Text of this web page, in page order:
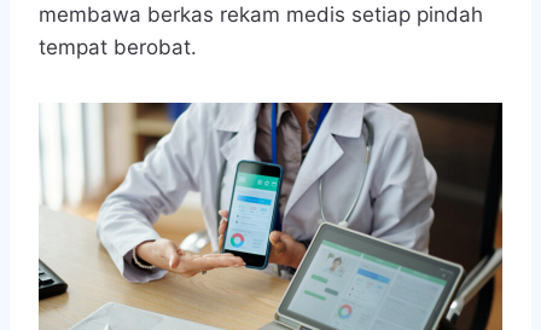
membawa berkas rekam medis setiap pindah
tempat berobat.